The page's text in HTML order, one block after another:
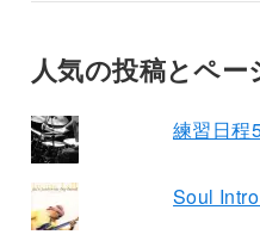
人気の投稿とペー
練習日程
Soul